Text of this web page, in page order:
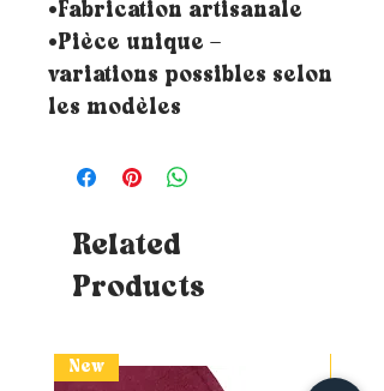
•Fabrication artisanale
•Pièce unique –
variations possibles selon
les modèles
Related
Products
New